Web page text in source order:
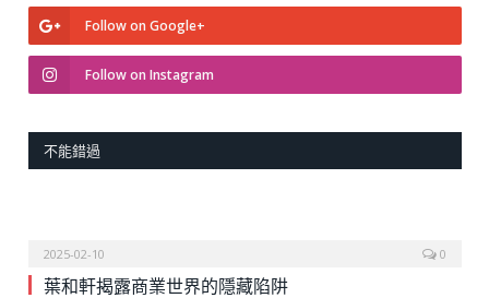
Follow on Google+
Follow on Instagram
不能錯過
2025-02-10 0
葉和軒揭露商業世界的隱藏陷阱